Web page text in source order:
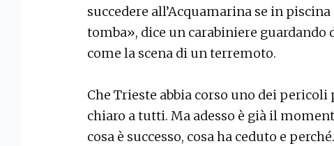
succedere all’Acquamarina se in
tomba», dice un carabiniere guardando
come la scena di un terremoto.
Che Trieste abbia corso uno dei
chiaro a tutti. Ma adesso è già il
cosa è successo, cosa ha ceduto e